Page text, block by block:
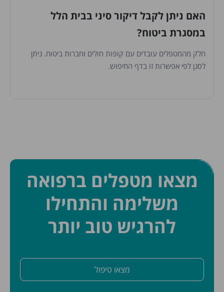
האם ניתן לקבל דיקור סיני בבית הלל
במסגרת ביטוח?
חלק מהמטפלים עובדים עם קופות חולים וחברות ביטוח. ניתן
לסנן לפי אפשרות זו בדף החיפוש.
מצאו מטפלים ברפואה
משלימה והתחילו
להרגיש טוב יותר
מצאו טיפול